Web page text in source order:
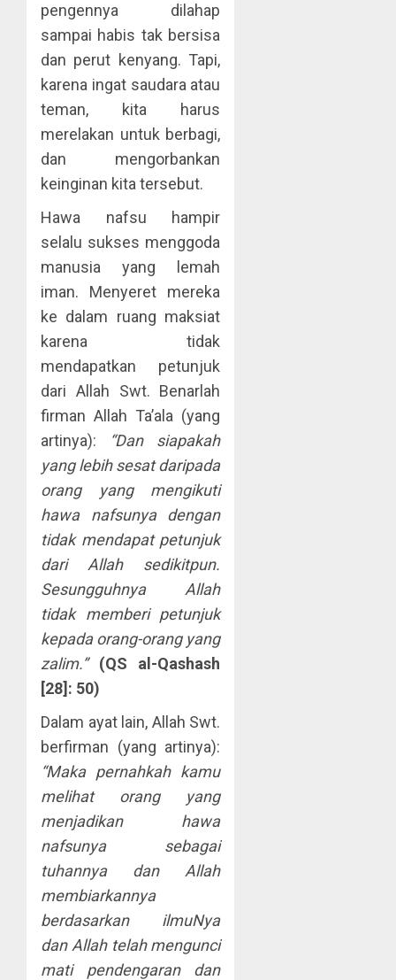
pengennya dilahap
sampai habis tak bersisa
dan perut kenyang. Tapi,
karena ingat saudara atau
teman, kita harus
merelakan untuk berbagi,
dan mengorbankan
keinginan kita tersebut.
Hawa nafsu hampir
selalu sukses menggoda
manusia yang lemah
iman. Menyeret mereka
ke dalam ruang maksiat
karena tidak
mendapatkan petunjuk
dari Allah Swt. Benarlah
firman Allah Ta’ala (yang
artinya):
“Dan siapakah
yang lebih sesat daripada
orang yang mengikuti
hawa nafsunya dengan
tidak mendapat petunjuk
dari Allah sedikitpun.
Sesungguhnya Allah
tidak memberi petunjuk
kepada orang-orang yang
zalim.”
(QS al-Qashash
[28]: 50)
Dalam ayat lain, Allah Swt.
berfirman (yang artinya):
“Maka pernahkah kamu
melihat orang yang
menjadikan hawa
nafsunya sebagai
tuhannya dan Allah
membiarkannya
berdasarkan ilmuNya
dan Allah telah mengunci
mati pendengaran dan